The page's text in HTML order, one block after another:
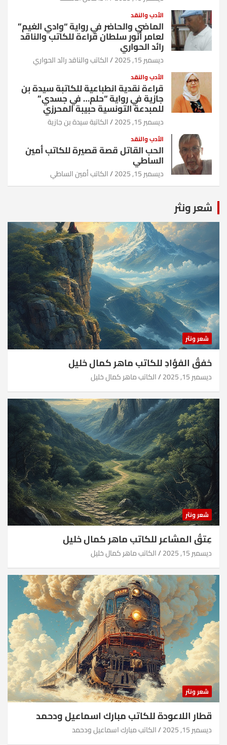
الأدب والنقد
الماضي والحاضر في رواية “وادي الغيم”
لعامر أنور سلطان قراءة للكاتب والناقد
رائد الحواري
ديسمبر 15, 2025 الكاتب والناقد رائد الحواري
الأدب والنقد
قراءة نقدية انطباعية للكاتبة سيدة بن
جازية في رواية “حلم… في جسدي”
للمبدعة التونسية حبيبة المحرزي
ديسمبر 15, 2025 الكاتبة سيدة بن جازية
الأدب والنقد
الحب القاتل قصة قصيرة للكاتب أمين
الساطي
ديسمبر 15, 2025 الكاتب أمين الساطي
شعر ونثر
شعر ونثر
خفقُ الفؤادِ للكاتب ماهر كمال خليل
ديسمبر 15, 2025 الكاتب ماهر كمال خليل
شعر ونثر
عِتقُ المشاعر للكاتب ماهر كمال خليل
ديسمبر 15, 2025 الكاتب ماهر كمال خليل
شعر ونثر
قطار اللاعودة للكاتب مبارك اسماعيل ودحمد
ديسمبر 15, 2025 الكاتب مبارك اسماعيل ودحمد